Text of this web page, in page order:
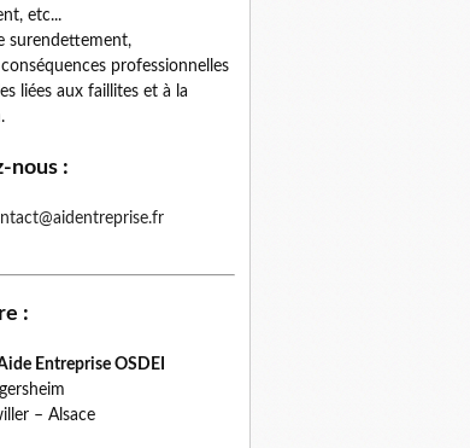
etc...
surendettement,
professionnelles
liées aux faillites et à la
nous :
:
Entreprise OSDEI
– Alsace